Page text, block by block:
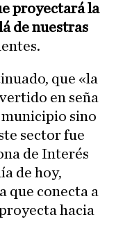
proyectará la
de nuestras
que «la
en seña
municipio sino
sector fue
de Interés
de hoy,
que conecta a
hacia